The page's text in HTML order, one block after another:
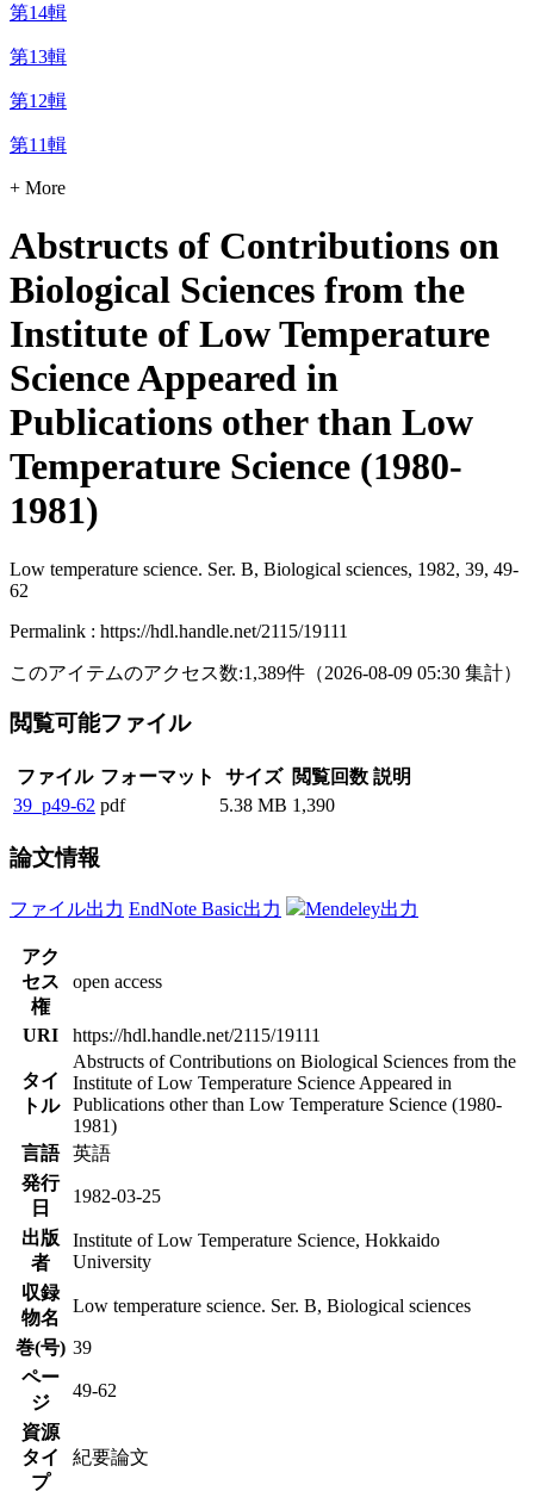
第14輯
第13輯
第12輯
第11輯
+ More
Abstructs of Contributions on
Biological Sciences from the
Institute of Low Temperature
Science Appeared in
Publications other than Low
Temperature Science (1980-
1981)
Low temperature science. Ser. B, Biological sciences, 1982, 39, 49-
62
Permalink : https://hdl.handle.net/2115/19111
このアイテムのアクセス数:1,389件 （2026-08-09 05:30 集計）
閲覧可能ファイル
ファイル フォーマット サイズ 閲覧回数 説明
39_p49-62 pdf 5.38 MB 1,390
論文情報
ファイル出力 EndNote Basic出力 Mendeley出力
アク
セス
権
open access
URI https://hdl.handle.net/2115/19111
タイ
トル
Abstructs of Contributions on Biological Sciences from the
Institute of Low Temperature Science Appeared in
Publications other than Low Temperature Science (1980-
1981)
言語
英語
発行
日
1982-03-25
出版
者
Institute of Low Temperature Science, Hokkaido
University
収録
物名
Low temperature science. Ser. B, Biological sciences
巻(号) 39
ペー
ジ
49-62
資源
タイ
プ
紀要論文